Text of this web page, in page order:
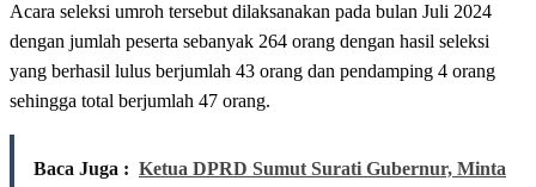
Acara seleksi umroh tersebut dilaksanakan pada bulan Juli 2024
dengan jumlah peserta sebanyak 264 orang dengan hasil seleksi
yang berhasil lulus berjumlah 43 orang dan pendamping 4 orang
sehingga total berjumlah 47 orang.
Baca Juga : Ketua DPRD Sumut Surati Gubernur, Minta